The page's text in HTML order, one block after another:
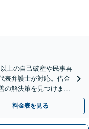
上の自己破産や民事再
表弁護士が対応。借金
の解決策を見つけまし
料金表を見る